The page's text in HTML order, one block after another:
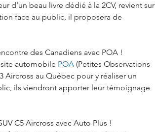
d’un beau livre dédié à la 2CV, revient sur
face au public, il proposera de
des Canadiens avec POA !
automobile POA (Petites Observations
au Québec pour y réaliser un
ils viendront apporter leur témoignage
C5 Aircross avec Auto Plus !